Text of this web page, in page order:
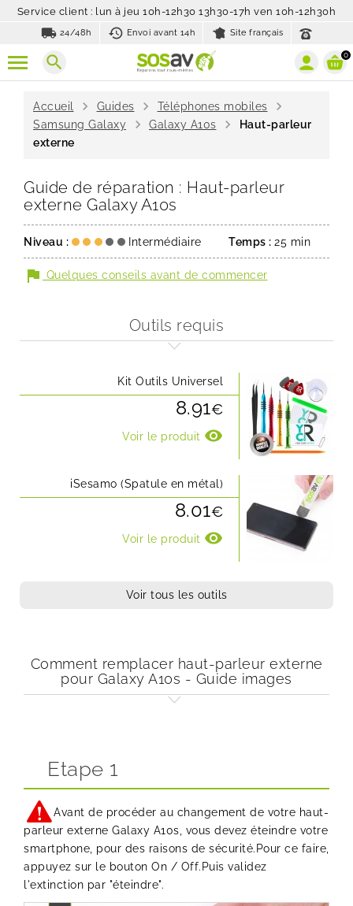
Service client : lun à jeu 10h-12h30 13h30-17h ven 10h-12h30h
local_shipping 24/48h history_toggle_off
Envoi avant 14h Site français
search 0
Accueil chevron_right Guides chevron_right Téléphones mobiles chevron_right
Samsung Galaxy chevron_right Galaxy A10s chevron_right
Haut-parleur
externe
Guide de réparation : Haut-parleur
externe Galaxy A10s
Niveau : Intermédiaire Temps : 25 min
flag Quelques conseils avant de commencer
Outils requis
Kit Outils Universel
8.91€
Voir le produit visibility
iSesamo (Spatule en métal)
8.01€
Voir le produit visibility
Voir tous les outils
Comment remplacer haut-parleur externe
pour Galaxy A10s - Guide images
Etape 1
Avant de procéder au changement de votre haut-
parleur externe Galaxy A10s, vous devez éteindre votre
smartphone, pour des raisons de sécurité.Pour ce faire,
appuyez sur le bouton On / Off.Puis validez
l'extinction par "éteindre".